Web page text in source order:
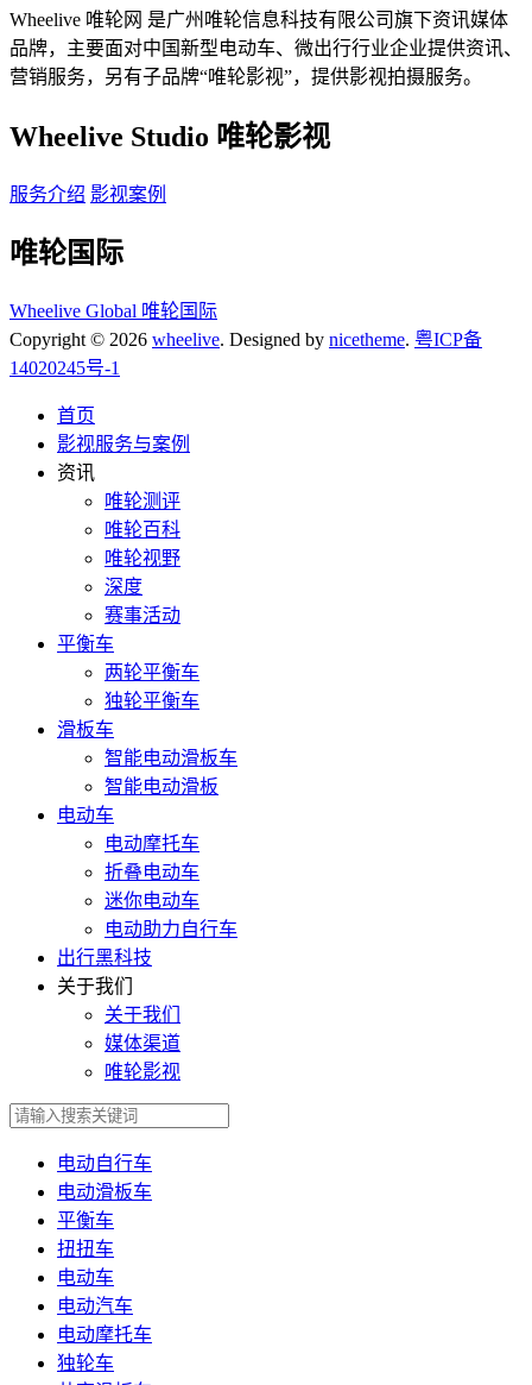
Wheelive 唯轮网 是广州唯轮信息科技有限公司旗下资讯媒体
品牌，主要面对中国新型电动车、微出行行业企业提供资讯、
营销服务，另有子品牌“唯轮影视”，提供影视拍摄服务。
Wheelive Studio 唯轮影视
服务介绍 影视案例
唯轮国际
Wheelive Global 唯轮国际
Copyright © 2026 wheelive. Designed by nicetheme. 粤ICP备
14020245号-1
首页
影视服务与案例
资讯
唯轮测评
唯轮百科
唯轮视野
深度
赛事活动
平衡车
两轮平衡车
独轮平衡车
滑板车
智能电动滑板车
智能电动滑板
电动车
电动摩托车
折叠电动车
迷你电动车
电动助力自行车
出行黑科技
关于我们
关于我们
媒体渠道
唯轮影视
电动自行车
电动滑板车
平衡车
扭扭车
电动车
电动汽车
电动摩托车
独轮车